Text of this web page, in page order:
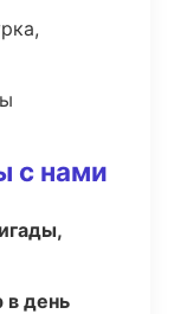
с нами
в день